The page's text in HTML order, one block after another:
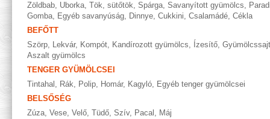
Zöldbab, Uborka, Tök, sütőtök, Spárga, Savanyított gyümölcs,
Gomba, Egyéb savanyúság, Dinnye, Cukkini, Csalamádé, Cékla
BEFŐTT
Szörp, Lekvár, Kompót, Kandírozott gyümölcs, Ízesítő, Gyümölcssajt
Aszalt gyümölcs
TENGER GYÜMÖLCSEI
Tintahal , Rák, Polip, Homár, Kagyló, Egyéb tenger gyümölcsei
BELSŐSÉG
Zúza, Vese, Velő, Tüdő, Szív, Pacal , Máj